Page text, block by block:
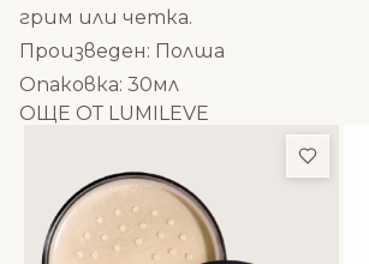
грим или четка.
Произведен: Полша
Опаковка: 30мл
OЩЕ ОТ LUMILEVE